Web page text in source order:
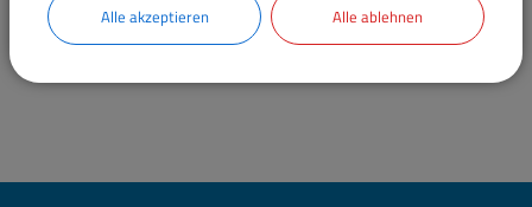
Alle akzeptieren Alle ablehnen